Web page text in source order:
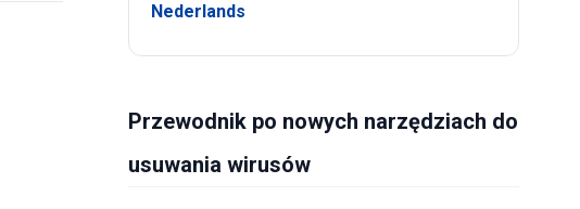
Nederlands
Przewodnik po nowych narzędziach do
usuwania wirusów